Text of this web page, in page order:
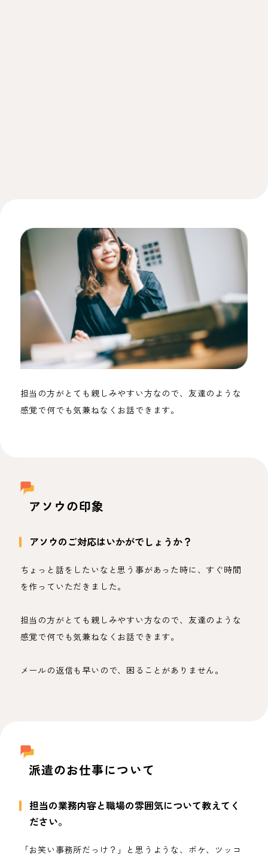
担当の方がとても親しみやすい方なので、友達のような
感覚で何でも気兼ねなくお話できます。
アソウの印象
アソウのご対応はいかがでしょうか？
ちょっと話をしたいなと思う事があった時に、すぐ時間
を作っていただきました。
担当の方がとても親しみやすい方なので、友達のような
感覚で何でも気兼ねなくお話できます。
メールの返信も早いので、困ることがありません。
派遣のお仕事について
担当の業務内容と職場の雰囲気について教えてく
ださい。
「お笑い事務所だっけ？」と思うような、ボケ、ツッコ